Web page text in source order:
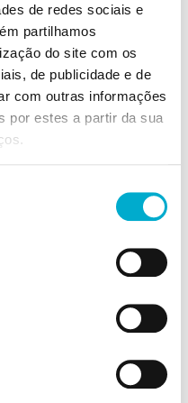
de redes sociais e
partilhamos
do site com os
de publicidade e de
com outras informações
por estes a partir da sua
a desconfiar de
demasiado boas
docrédito
que pode
as finanças
de uma
instituição. Quando
diferentes,
créditos
todas as vantagens
terá apenas